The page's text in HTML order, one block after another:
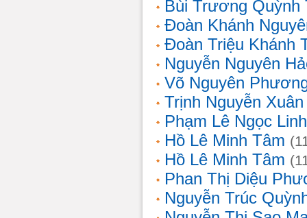
Bùi Trương Quỳnh
Đoàn Khánh
Đoàn Triệu Khánh
Nguyễn Nguyên
Võ Nguyên
Trịnh Nguyễn
Phạm Lê Ngọc Linh
Hồ Lê Minh Tâm
Hồ Lê Minh Tâm
Phan Thị Diệu
Nguyễn Trúc